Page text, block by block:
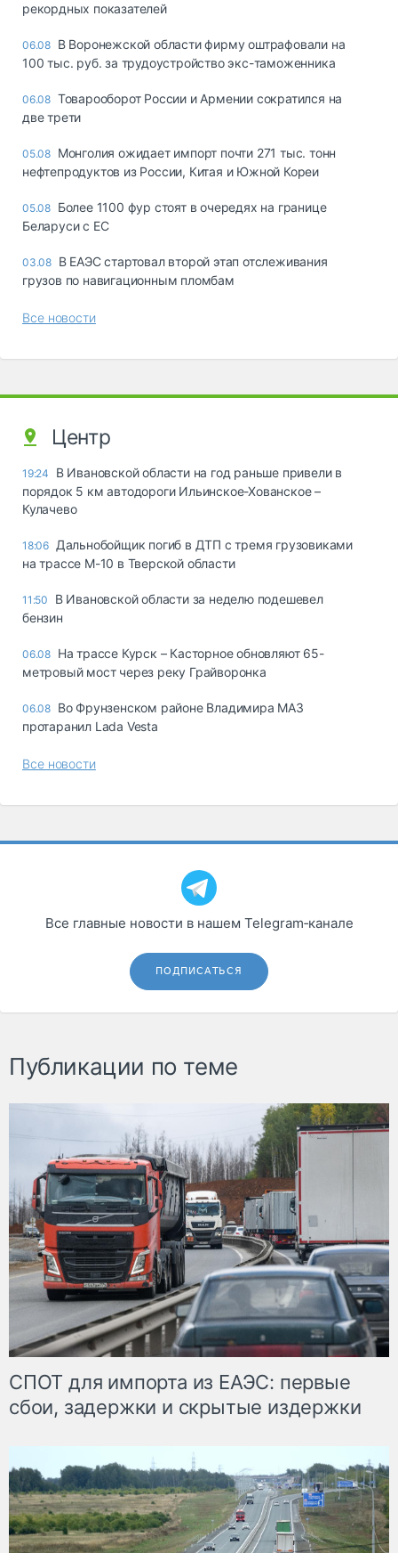
рекордных показателей
06.08 В Воронежской области фирму оштрафовали на
100 тыс. руб. за трудоустройство экс-таможенника
06.08 Товарооборот России и Армении сократился на
две трети
05.08 Монголия ожидает импорт почти 271 тыс. тонн
нефтепродуктов из России, Китая и Южной Кореи
05.08 Более 1100 фур стоят в очередях на границе
Беларуси с ЕС
03.08 В ЕАЭС стартовал второй этап отслеживания
грузов по навигационным пломбам
Все новости
Центр
19:24
В Ивановской области на год раньше привели в
порядок 5 км автодороги Ильинское-Хованское –
Кулачево
18:06 Дальнобойщик погиб в ДТП с тремя грузовиками
на трассе М-10 в Тверской области
11:50
В Ивановской области за неделю подешевел
бензин
06.08 На трассе Курск – Касторное обновляют 65-
метровый мост через реку Грайворонка
06.08 Во Фрунзенском районе Владимира МАЗ
протаранил Lada Vesta
Все новости
Все главные новости в нашем Telegram‑канале
ПОДПИСАТЬСЯ
Публикации по теме
СПОТ для импорта из ЕАЭС: первые
сбои, задержки и скрытые издержки